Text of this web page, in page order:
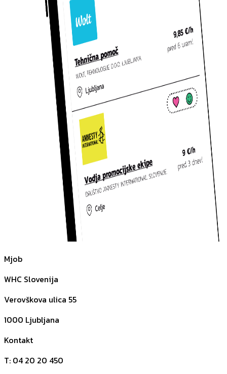
Mjob
WHC Slovenija
Verovškova ulica 55
1000 Ljubljana
Kontakt
T: 04 20 20 450